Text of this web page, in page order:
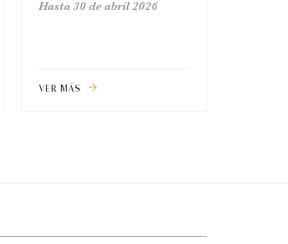
Hasta 30 de abril 2026
VER MÁS arrow_forward